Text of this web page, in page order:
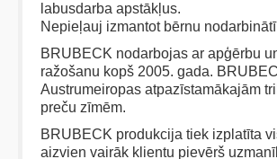
labusdarba apstākļus.
Nepieļauj izmantot bērnu
BRUBECK nodarbojas ar apģērbu
ražošanu kopš 2005. gada.
Austrumeiropas atpazīstamākajām
preču zīmēm.
BRUBECK produkcija tiek izplatīta
aizvien vairāk klientu pievērš